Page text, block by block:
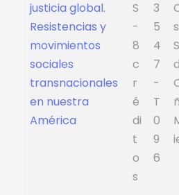
justicia global.
Resistencias y
movimientos
sociales
transnacionales
en nuestra
América
S
-
8
c
r
é
di
t
o
s
3
5
4
7
-
T
0
9
6
s